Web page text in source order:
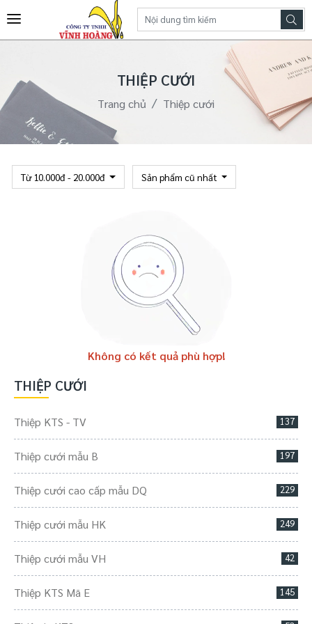
THIỆP CƯỚI
Trang chủ Thiệp cưới
THIỆP CƯỚI
Thiệp KTS - TV 137
Thiệp cưới mẫu B 197
Thiệp cưới cao cấp mẫu DQ 229
Thiệp cưới mẫu HK 249
Thiệp cưới mẫu VH 42
Thiệp KTS Mã E 145
Từ 10.000đ - 20.000đ Sản phẩm cũ nhất
Không có kết quả phù hợp!